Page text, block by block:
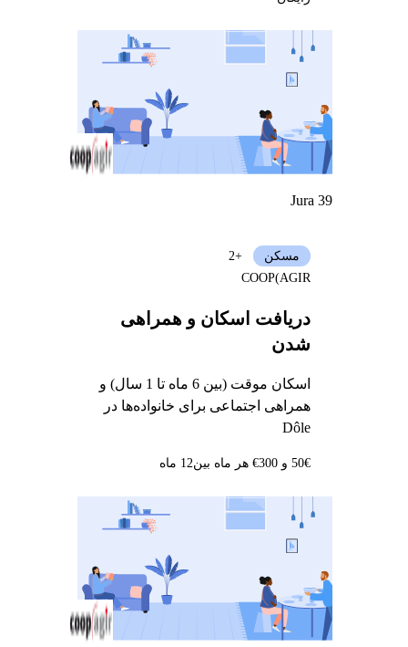
Jura 39
دریافت اسکان و همراهی
شدن
اسکان موقت (بین 6 ماه تا 1 سال) و
همراهی اجتماعی برای خانواده‌ها در
Dôle
مسکن
+2
COOP(AGIR
50€ و 300€ هر ماه بین 12 ماه